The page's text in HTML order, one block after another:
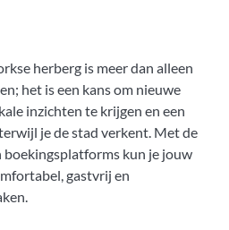
herberg is meer dan alleen
het is een kans om nieuwe
inzichten te krijgen en een
je de stad verkent. Met de
boekingsplatforms kun je jouw
gastvrij en